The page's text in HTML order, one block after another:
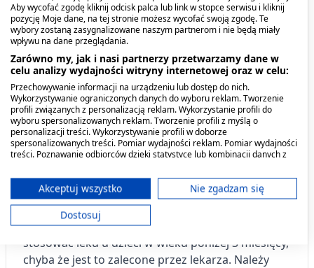
kg mc.)
Lek można przyjmować z jedzeniem i piciem (poza
napojami alkoholowymi). Spożywanie posiłku nie
wpływa na skuteczność leku, choć może opóźnić
jego działanie.
Ostrzeżenia
Nie należy stosować leku w przypadku uczulenia
(nadwrażliwości) na paracetamol lub którykolwiek
z pozostałych składników leku. Nie wolno
stosować leku u dzieci w wieku poniżej 3 miesięcy,
chyba że jest to zalecone przez lekarza. Należy
Aby wycofać zgodę kliknij odcisk palca lub link w stopce serwisu i kliknij
pozycję Moje dane, na tej stronie możesz wycofać swoją zgodę. Te
wybory zostaną zasygnalizowane naszym partnerom i nie będą miały
wpływu na dane przeglądania.
Zarówno my, jak i nasi partnerzy przetwarzamy dane w
celu analizy wydajności witryny internetowej oraz w celu:
Przechowywanie informacji na urządzeniu lub dostęp do nich.
Wykorzystywanie ograniczonych danych do wyboru reklam. Tworzenie
profili związanych z personalizacją reklam. Wykorzystanie profili do
wyboru spersonalizowanych reklam. Tworzenie profili z myślą o
personalizacji treści. Wykorzystywanie profili w doborze
spersonalizowanych treści. Pomiar wydajności reklam. Pomiar wydajności
treści. Poznawanie odbiorców dzięki statystyce lub kombinacji danych z
ograniczonych danych do wyboru treści.
Dane mogą być udostępniane poza Unię Europejską i wysyłane do USA.
Twoja zgoda i polityka cookie dotyczą wyłącznie tej witryny/aplikacji.
Wyświetl listę partnerów (11 dostawców IAB)
Cele przetwarzania IAB:
Akceptuj wszystko
Nie zgadzam się
Dostosuj